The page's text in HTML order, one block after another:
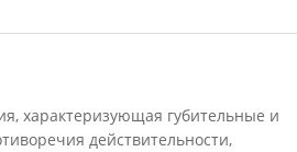
характеризующая губительные и
действительности,